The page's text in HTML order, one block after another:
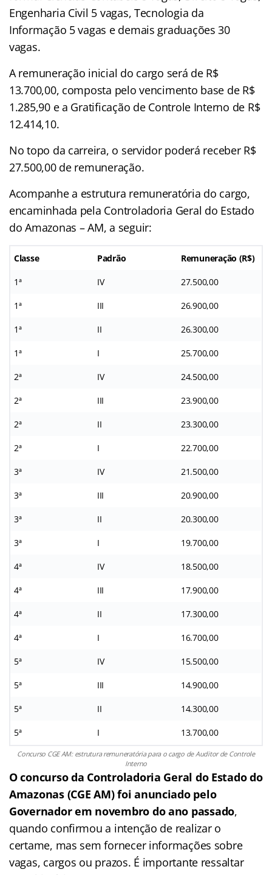
Engenharia Civil 5 vagas, Tecnologia da
Informação 5 vagas e demais graduações 30
vagas.
A remuneração inicial do cargo será de R$
13.700,00, composta pelo vencimento base de R$
1.285,90 e a Gratificação de Controle Interno de R$
12.414,10.
No topo da carreira, o servidor poderá receber R$
27.500,00 de remuneração.
Acompanhe a estrutura remuneratória do cargo,
encaminhada pela Controladoria Geral do Estado
do Amazonas – AM, a seguir:
Classe Padrão Remuneração (R$)
1ª IV 27.500,00
1ª III 26.900,00
1ª II 26.300,00
1ª I 25.700,00
2ª IV 24.500,00
2ª III 23.900,00
2ª II 23.300,00
2ª I 22.700,00
3ª IV 21.500,00
3ª III 20.900,00
3ª II 20.300,00
3ª I 19.700,00
4ª IV 18.500,00
4ª III 17.900,00
4ª II 17.300,00
4ª I 16.700,00
5ª IV 15.500,00
5ª III 14.900,00
5ª II 14.300,00
5ª I 13.700,00
Concurso CGE AM: estrutura remuneratória para o cargo de Auditor de Controle
Interno
O concurso da Controladoria Geral do Estado do
Amazonas (CGE AM) foi anunciado pelo
Governador em novembro do ano passado,
quando confirmou a intenção de realizar o
certame, mas sem fornecer informações sobre
vagas, cargos ou prazos. É importante ressaltar